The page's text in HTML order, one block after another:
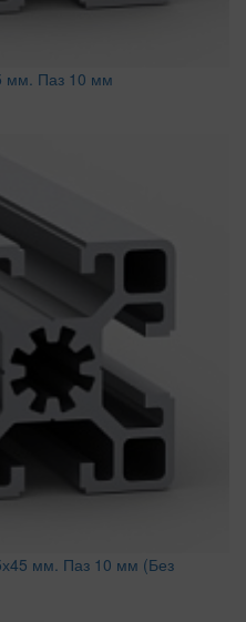
мм. Паз 10 мм
мм. Паз 10 мм (Без